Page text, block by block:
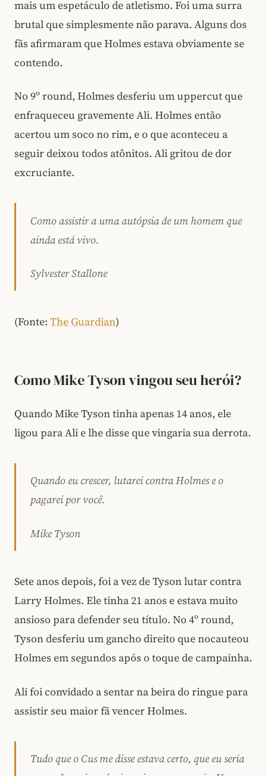
mais um espetáculo de atletismo. Foi uma surra
brutal que simplesmente não parava. Alguns dos
fãs afirmaram que Holmes estava obviamente se
contendo.
No 9º round, Holmes desferiu um uppercut que
enfraqueceu gravemente Ali. Holmes então
acertou um soco no rim, e o que aconteceu a
seguir deixou todos atônitos. Ali gritou de dor
excruciante.
Como assistir a uma autópsia de um homem que
ainda está vivo.
Sylvester Stallone
(Fonte: The Guardian)
Como Mike Tyson vingou seu herói?
Quando Mike Tyson tinha apenas 14 anos, ele
ligou para Ali e lhe disse que vingaria sua derrota.
Quando eu crescer, lutarei contra Holmes e o
pagarei por você.
Mike Tyson
Sete anos depois, foi a vez de Tyson lutar contra
Larry Holmes. Ele tinha 21 anos e estava muito
ansioso para defender seu título. No 4º round,
Tyson desferiu um gancho direito que nocauteou
Holmes em segundos após o toque de campainha.
Ali foi convidado a sentar na beira do ringue para
assistir seu maior fã vencer Holmes.
Tudo que o Cus me disse estava certo, que eu seria